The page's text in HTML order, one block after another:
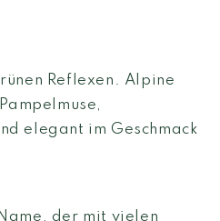
Reflexen. Alpine
elegant im Geschmack
der mit vielen